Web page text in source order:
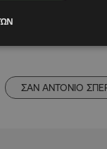
ΣΑΝ ΑΝΤΟΝΙΟ